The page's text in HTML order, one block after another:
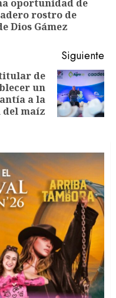
oportunidad de
rostro de
Dios Gámez
Siguiente
de
un
a la
maíz